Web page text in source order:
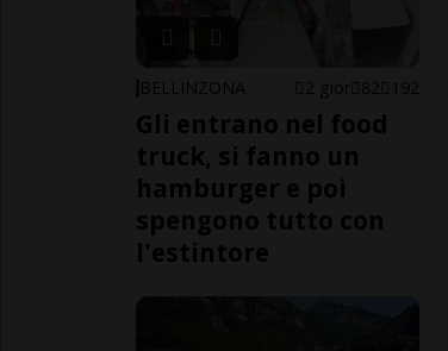
BELLINZONA 2 gior 82 192
Gli entrano nel food
truck, si fanno un
hamburger e poi
spengono tutto con
l'estintore